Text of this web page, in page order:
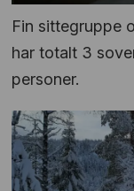
Fin sittegruppe
har totalt 3
personer.